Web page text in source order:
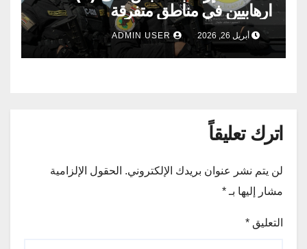
ارهابيين في مناطق متفرقة
أبريل 26, 2026 ADMIN USER
اترك تعليقاً
لن يتم نشر عنوان بريدك الإلكتروني. الحقول الإلزامية
مشار إليها بـ *
التعليق *